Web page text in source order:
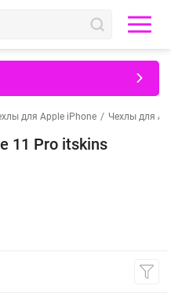
для Apple iPhone / Чехлы для
11 Pro itskins